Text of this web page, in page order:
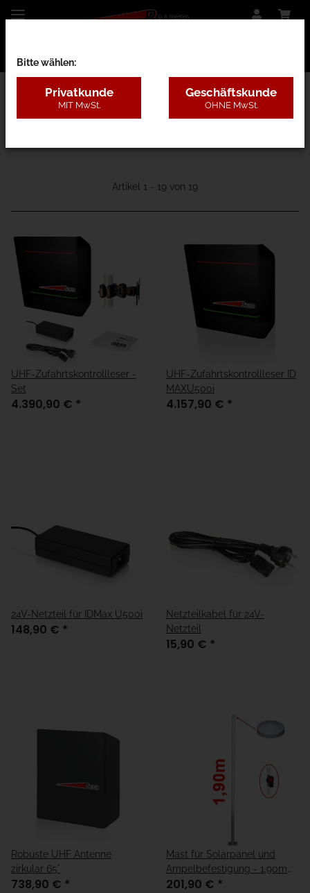
10 - Zubehör Elektrik
Artikel 1 - 19 von 19
UHF-Zufahrtskontrollleser -
Set
4.390,90 € *
UHF-Zufahrtskontrollleser ID
MAXU500i
4.157,90 € *
24V-Netzteil für IDMax U500i
148,90 € *
Netzteilkabel für 24V-
Netzteil
15,90 € *
Robuste UHF Antenne
zirkular 65°
738,90 € *
Mast für Solarpanel und
Ampelbefestigung - 1,90m
"Standard"
201,90 € *
Bitte wählen:
Privatkunde
MIT MwSt.
Geschäftskunde
OHNE MwSt.